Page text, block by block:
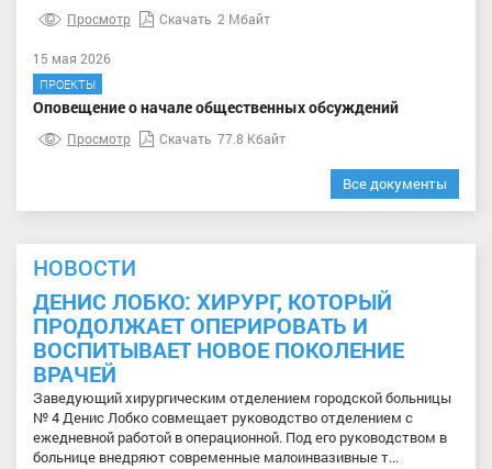
Просмотр Скачать 2 Мбайт
15 мая 2026
ПРОЕКТЫ
Оповещение о начале общественных обсуждений
Просмотр Скачать 77.8 Кбайт
Все документы
НОВОСТИ
ДЕНИС ЛОБКО: ХИРУРГ, КОТОРЫЙ
ПРОДОЛЖАЕТ ОПЕРИРОВАТЬ И
ВОСПИТЫВАЕТ НОВОЕ ПОКОЛЕНИЕ
ВРАЧЕЙ
Заведующий хирургическим отделением городской больницы
№ 4 Денис Лобко совмещает руководство отделением с
ежедневной работой в операционной. Под его руководством в
больнице внедряют современные малоинвазивные т...